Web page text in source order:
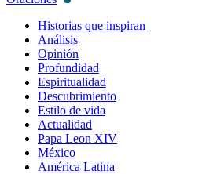
Historias que inspiran
Análisis
Opinión
Profundidad
Espiritualidad
Descubrimiento
Estilo de vida
Actualidad
Papa Leon XIV
México
América Latina